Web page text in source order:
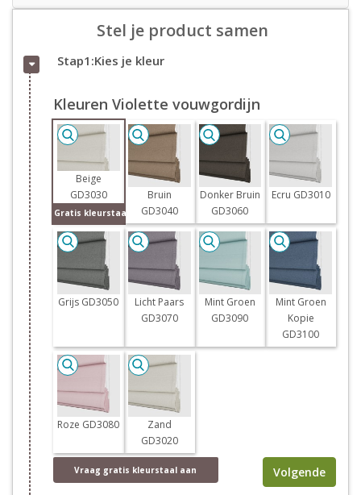
Stel je product samen
Stap1:Kies je kleur
Kleuren Violette vouwgordijn
Beige
GD3030
Gratis kleurstaal
Bruin
GD3040
Donker Bruin
GD3060
Ecru GD3010
Grijs GD3050
Licht Paars
GD3070
Mint Groen
GD3090
Mint Groen
Kopie
GD3100
Roze GD3080
Zand
GD3020
Vraag gratis kleurstaal aan Volgende